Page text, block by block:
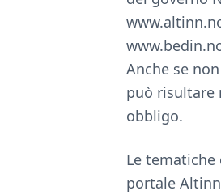
Anche se
può risultare
obbligo.
Le
portale